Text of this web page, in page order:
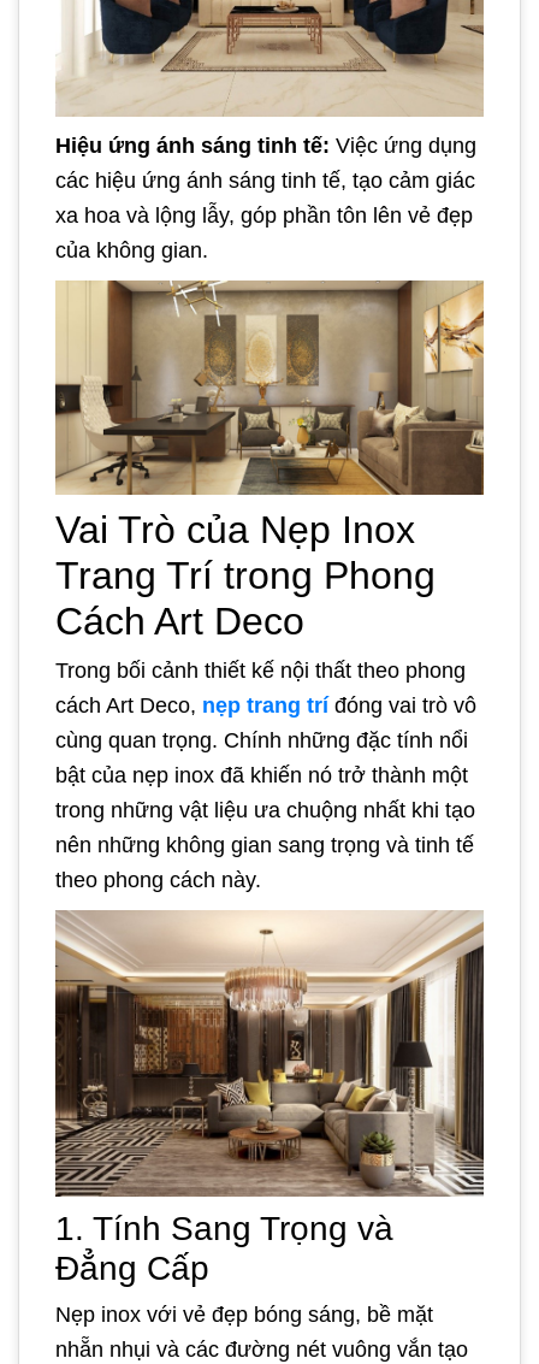
Hiệu ứng ánh sáng tinh tế: Việc ứng dụng
các hiệu ứng ánh sáng tinh tế, tạo cảm giác
xa hoa và lộng lẫy, góp phần tôn lên vẻ đẹp
của không gian.
Vai Trò của Nẹp Inox
Trang Trí trong Phong
Cách Art Deco
Trong bối cảnh thiết kế nội thất theo phong
cách Art Deco, nẹp trang tríđóng vai trò vô
cùng quan trọng. Chính những đặc tính nổi
bật của nẹp inox đã khiến nó trở thành một
trong những vật liệu ưa chuộng nhất khi tạo
nên những không gian sang trọng và tinh tế
theo phong cách này.
1. Tính Sang Trọng và
Đẳng Cấp
Nẹp inox với vẻ đẹp bóng sáng, bề mặt
nhẵn nhụi và các đường nét vuông vắn tạo